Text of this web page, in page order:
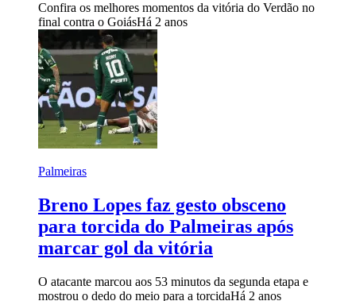
Confira os melhores momentos da vitória do Verdão no
final contra o GoiásHá 2 anos
Palmeiras
Breno Lopes faz gesto obsceno
para torcida do Palmeiras após
marcar gol da vitória
O atacante marcou aos 53 minutos da segunda etapa e
mostrou o dedo do meio para a torcidaHá 2 anos